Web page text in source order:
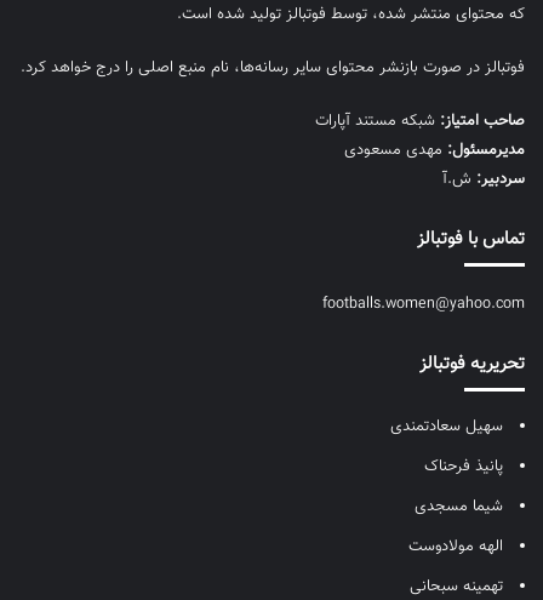
که محتوای منتشر شده، توسط فوتبالز تولید شده است.
فوتبالز در صورت بازنشر محتوای سایر رسانه‌ها، نام منبع اصلی را درج خواهد کرد.
صاحب امتیاز: شبکه مستند آپارات
مديرمسئول: مهدی مسعودی
سردبیر: ش.آ
تماس با فوتبالز
footballs.women@yahoo.com
تحریریه فوتبالز
سهیل سعادتمندی
پانیذ فرحناک
شیما مسجدی
الهه مولادوست
تهمینه سبحانی